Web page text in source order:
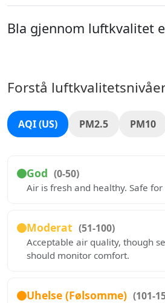
Bla gjennom luftkvalitet
Forstå
AQI (US) PM2.5 PM10
God (0-50)
Air is fresh and healthy. Safe
Moderat (51-100)
Acceptable air quality, though
should monitor comfort.
Uhelse (Følsomme) (101-